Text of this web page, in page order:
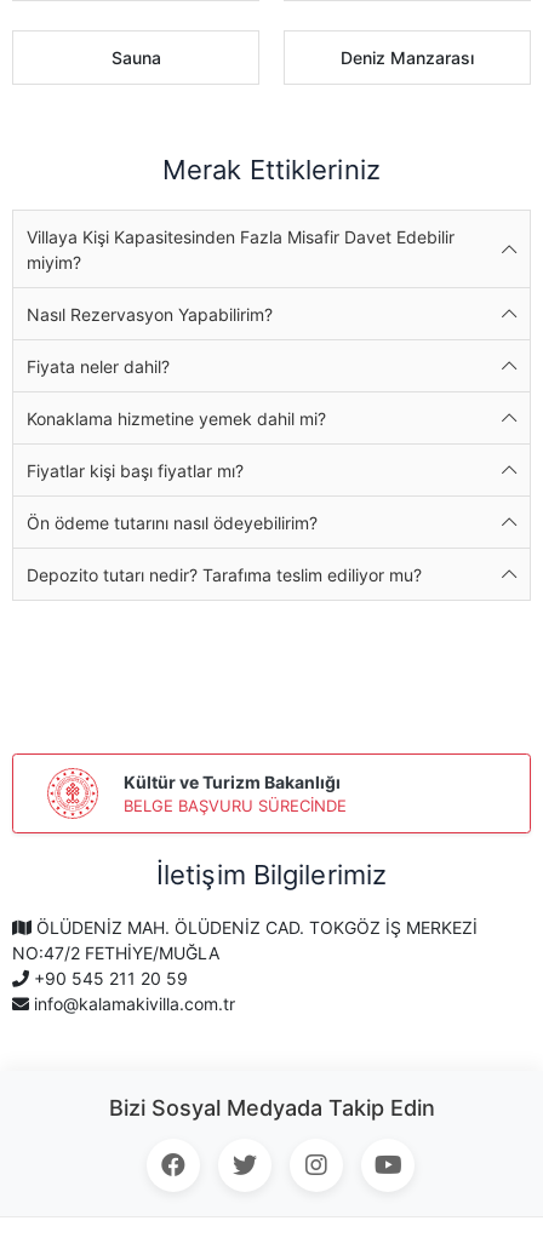
Sauna Deniz Manzarası
Merak Ettikleriniz
Villaya Kişi Kapasitesinden Fazla Misafir Davet Edebilir
miyim?
Nasıl Rezervasyon Yapabilirim?
Fiyata neler dahil?
Konaklama hizmetine yemek dahil mi?
Fiyatlar kişi başı fiyatlar mı?
Ön ödeme tutarını nasıl ödeyebilirim?
Depozito tutarı nedir? Tarafıma teslim ediliyor mu?
Kültür ve Turizm Bakanlığı
BELGE BAŞVURU SÜRECİNDE
İletişim Bilgilerimiz
ÖLÜDENİZ MAH. ÖLÜDENİZ CAD. TOKGÖZ İŞ MERKEZİ
NO:47/2 FETHİYE/MUĞLA
+90 545 211 20 59
info@kalamakivilla.com.tr
Bizi Sosyal Medyada Takip Edin